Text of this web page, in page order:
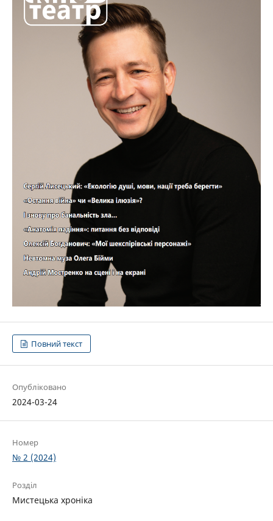
Повний текст
Опубліковано
2024-03-24
Номер
№ 2 (2024)
Розділ
Мистецька хроніка